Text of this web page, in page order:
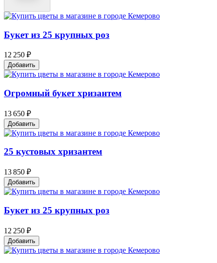
Букет из 25 крупных роз
12 250 ₽
Добавить
Огромный букет хризантем
13 650 ₽
Добавить
25 кустовых хризантем
13 850 ₽
Добавить
Букет из 25 крупных роз
12 250 ₽
Добавить